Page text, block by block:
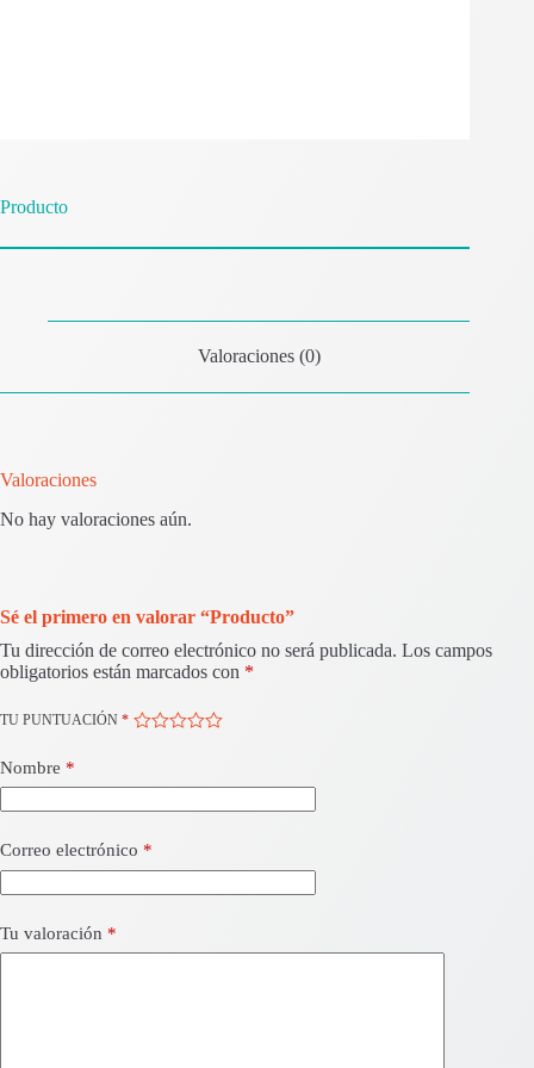
Producto
Valoraciones (0)
Valoraciones
No hay valoraciones aún.
Sé el primero en valorar “Producto”
Tu dirección de correo electrónico no será publicada. Los campos
obligatorios están marcados con *
TU PUNTUACIÓN *
Nombre *
Correo electrónico *
Tu valoración *